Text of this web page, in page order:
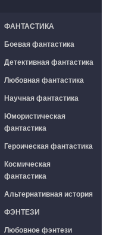
ФАНТАСТИКА
Боевая фантастика
Детективная фантастика
Любовная фантастика
Научная фантастика
Юмористическая
фантастика
Героическая фантастика
Космическая
фантастика
Альтернативная история
ФЭНТЕЗИ
Любовное фэнтези